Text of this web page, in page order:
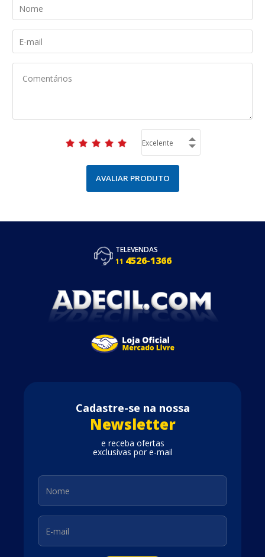
AVALIAR PRODUTO
TELEVENDAS
11 4526-1366
Cadastre-se na nossa
Newsletter
e receba ofertas
exclusivas por e-mail